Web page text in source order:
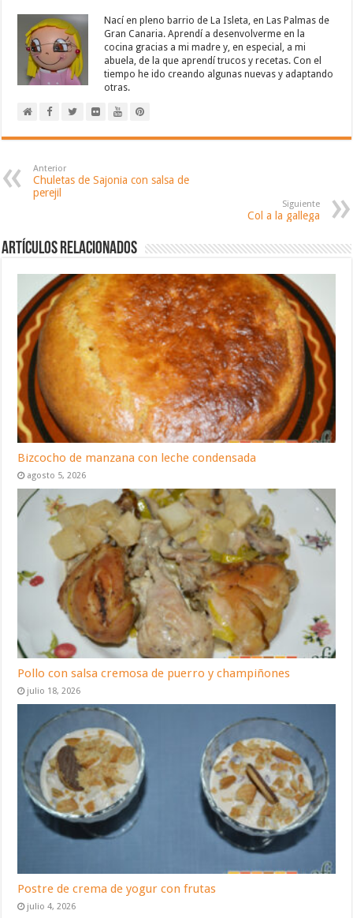
Nací en pleno barrio de La Isleta, en Las Palmas de
Gran Canaria. Aprendí a desenvolverme en la
cocina gracias a mi madre y, en especial, a mi
abuela, de la que aprendí trucos y recetas. Con el
tiempo he ido creando algunas nuevas y adaptando
otras.
Anterior
Chuletas de Sajonia con salsa de
perejil
Siguiente
Col a la gallega
Artículos relacionados
Bizcocho de manzana con leche condensada
agosto 5, 2026
Pollo con salsa cremosa de puerro y champiñones
julio 18, 2026
Postre de crema de yogur con frutas
julio 4, 2026